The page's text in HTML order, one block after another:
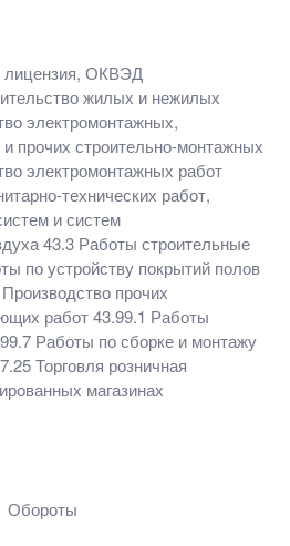
Производство
43.22 Производство
работ, монтаж отопительных
воздуха 43.3
43.33 Работы по
и облицовке стен 43.39
отделочных и завершающих
43.99.7
сборных конструкций
напитками в
лицензия, ОКВЭД
жилых и нежилых
электромонтажных,
прочих строительно-монтажных
электромонтажных работ
технических работ,
и систем
43.3 Работы строительные
по устройству покрытий полов
прочих
работ 43.99.1 Работы
Работы по сборке и монтажу
Торговля розничная
магазинах
Обороты